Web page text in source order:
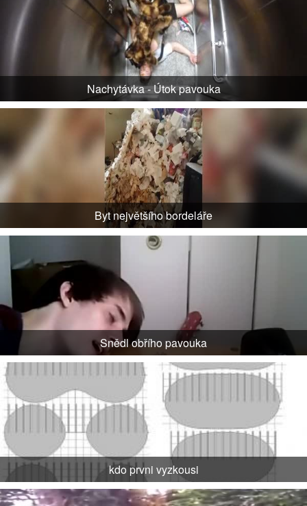
Nachytávka - Útok pavouka
Byt největšího bordeláře
Snědl obřího pavouka
kdo prvni vyzkousi